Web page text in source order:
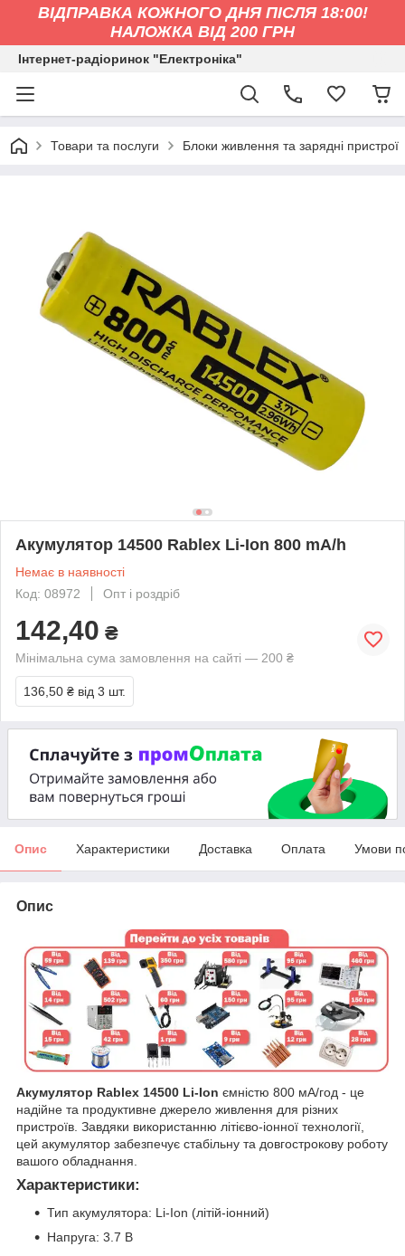
ВІДПРАВКА КОЖНОГО ДНЯ ПІСЛЯ 18:00!
НАЛОЖКА ВІД 200 ГРН
Інтернет-радіоринок "Електроніка"
Товари та послуги Блоки живлення та зарядні пристрої
Акумулятор 14500 Rablex Li-Ion 800 mA/h
Немає в наявності
Код: 08972
Опт і роздріб
142,40 ₴
Мінімальна сума замовлення на сайті — 200 ₴
136,50 ₴ від 3 шт.
Опис Характеристики Доставка Оплата Умови
Опис
Акумулятор Rablex 14500 Li-Ion ємністю 800 мА/год - це
надійне та продуктивне джерело живлення для різних
пристроїв. Завдяки використанню літієво-іонної технології,
цей акумулятор забезпечує стабільну та довгострокову роботу
вашого обладнання.
Характеристики:
Тип акумулятора: Li-Ion (літій-іонний)
Напруга: 3.7 В